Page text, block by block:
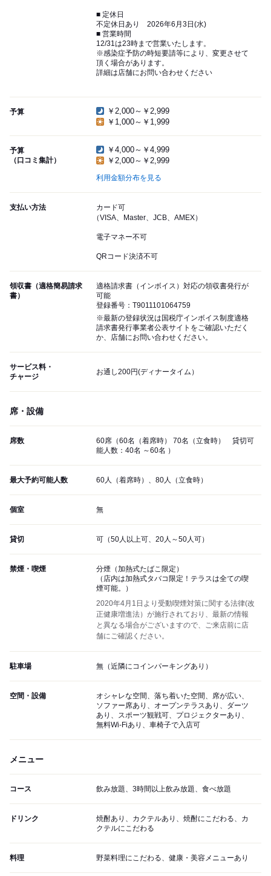
■ 定休日
不定休日あり 2026年6月3日(水)
■ 営業時間
12/31は23時まで営業いたします。
※感染症予防の時短要請等により、変更させて
頂く場合があります。
詳細は店舗にお問い合わせください
予算
￥2,000～￥2,999
￥1,000～￥1,999
予算
（口コミ集計）
￥4,000～￥4,999
￥2,000～￥2,999
利用金額分布を見る
支払い方法
カード可
（VISA、Master、JCB、AMEX）
電子マネー不可
QRコード決済不可
領収書（適格簡易請求
書）
適格請求書（インボイス）対応の領収書発行が
可能
登録番号：T9011101064759
※最新の登録状況は国税庁インボイス制度適格
請求書発行事業者公表サイトをご確認いただく
か、店舗にお問い合わせください。
サービス料・
チャージ
お通し200円(ディナータイム）
席・設備
席数
60席（60名（着席時） 70名（立食時） 貸切可
能人数：40名 ～60名 ）
最大予約可能人数 60人（着席時）、80人（立食時）
個室 無
貸切 可（50人以上可、20人～50人可）
禁煙・喫煙
分煙（加熱式たばこ限定）
（店内は加熱式タバコ限定！テラスは全ての喫
煙可能。）
2020年4月1日より受動喫煙対策に関する法律(改
正健康増進法）が施行されており、最新の情報
と異なる場合がございますので、ご来店前に店
舗にご確認ください。
駐車場 無（近隣にコインパーキングあり）
空間・設備
オシャレな空間、落ち着いた空間、席が広い、
ソファー席あり、オープンテラスあり、ダーツ
あり、スポーツ観戦可、プロジェクターあり、
無料Wi-Fiあり、車椅子で入店可
メニュー
コース 飲み放題、3時間以上飲み放題、食べ放題
ドリンク
焼酎あり、カクテルあり、焼酎にこだわる、カ
クテルにこだわる
料理 野菜料理にこだわる、健康・美容メニューあり